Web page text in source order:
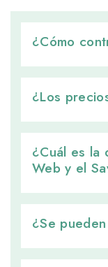
¿Cómo
¿Los
¿Cuál es la
Web y el
¿Se